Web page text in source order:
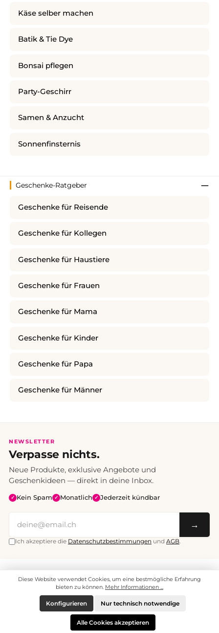
Käse selber machen
Batik & Tie Dye
Bonsai pflegen
Party-Geschirr
Samen & Anzucht
Sonnenfinsternis
Geschenke-Ratgeber
Geschenke für Reisende
Geschenke für Kollegen
Geschenke für Haustiere
Geschenke für Frauen
Geschenke für Mama
Geschenke für Kinder
Geschenke für Papa
Geschenke für Männer
NEWSLETTER
Verpasse nichts.
Neue Produkte, exklusive Angebote und
Geschenkideen — direkt in deine Inbox.
✓ Kein Spam ✓ Monatlich ✓ Jederzeit kündbar
→
Ich akzeptiere die Datenschutzbestimmungen und AGB.
versandkostenfrei.
© 2008 - 2026 enjoymedia.ch - Alle Rechte vorbehalten.
Diese Website verwendet Cookies, um eine bestmögliche Erfahrung
bieten zu können. Mehr Informationen ...
Nur technisch notwendige
Konfigurieren
Alle Cookies akzeptieren